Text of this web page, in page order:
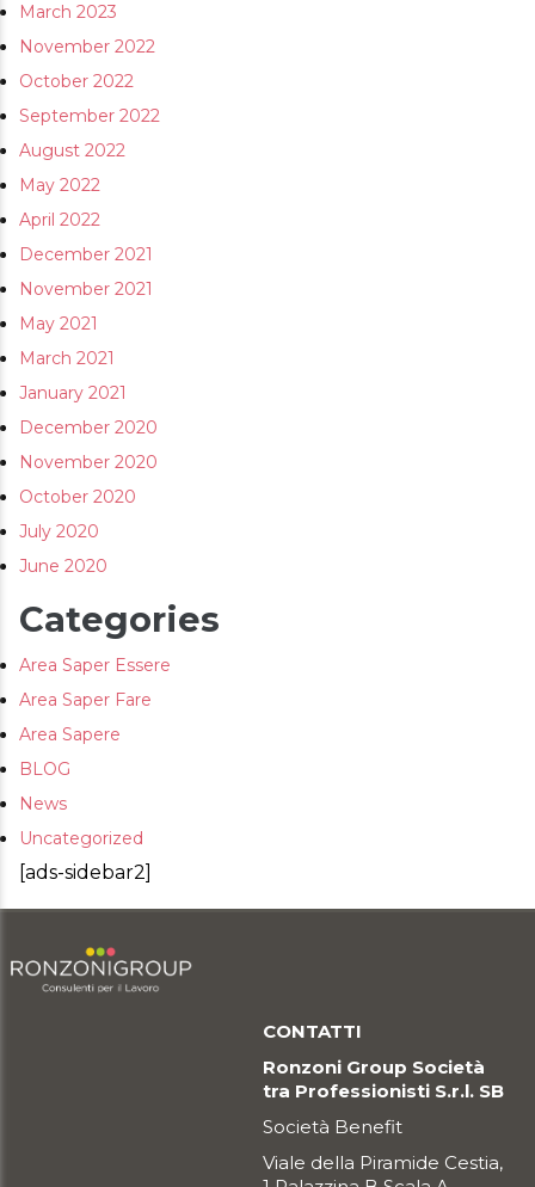
March 2023
November 2022
October 2022
September 2022
August 2022
May 2022
April 2022
December 2021
November 2021
May 2021
March 2021
January 2021
December 2020
November 2020
October 2020
July 2020
June 2020
Categories
Area Saper Essere
Area Saper Fare
Area Sapere
BLOG
News
Uncategorized
[ads-sidebar2]
CONTATTI
Ronzoni Group Società
tra Professionisti S.r.l. SB
Società Benefit
Viale della Piramide Cestia,